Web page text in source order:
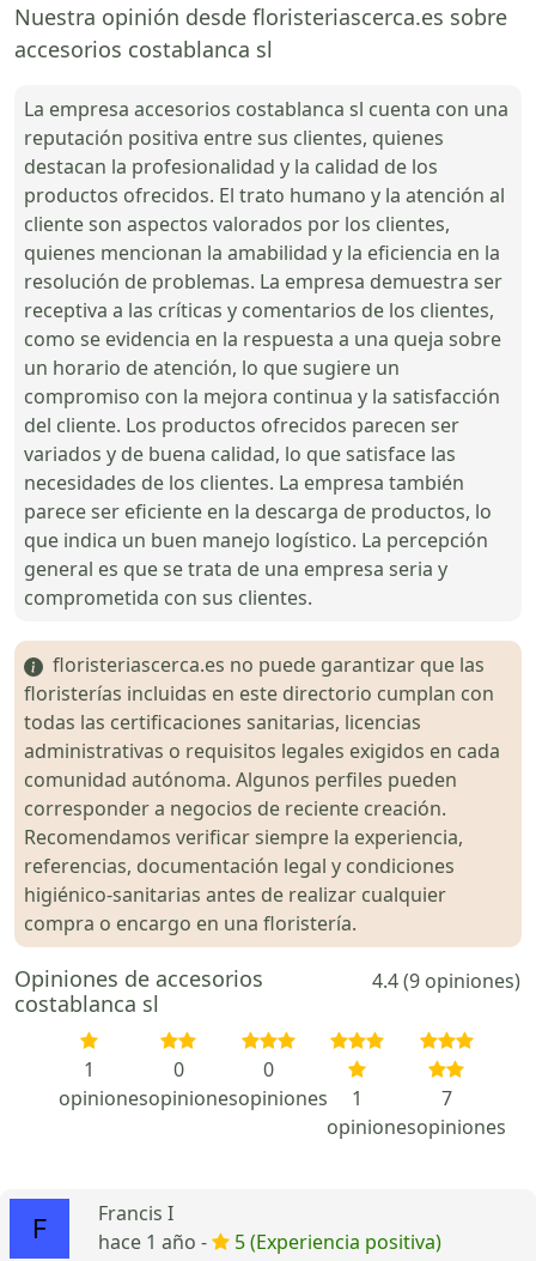
Nuestra opinión desde floristeriascerca.es sobre
accesorios costablanca sl
La empresa accesorios costablanca sl cuenta con una
reputación positiva entre sus clientes, quienes
destacan la profesionalidad y la calidad de los
productos ofrecidos. El trato humano y la atención al
cliente son aspectos valorados por los clientes,
quienes mencionan la amabilidad y la eficiencia en la
resolución de problemas. La empresa demuestra ser
receptiva a las críticas y comentarios de los clientes,
como se evidencia en la respuesta a una queja sobre
un horario de atención, lo que sugiere un
compromiso con la mejora continua y la satisfacción
del cliente. Los productos ofrecidos parecen ser
variados y de buena calidad, lo que satisface las
necesidades de los clientes. La empresa también
parece ser eficiente en la descarga de productos, lo
que indica un buen manejo logístico. La percepción
general es que se trata de una empresa seria y
comprometida con sus clientes.
floristeriascerca.es no puede garantizar que las
floristerías incluidas en este directorio cumplan con
todas las certificaciones sanitarias, licencias
administrativas o requisitos legales exigidos en cada
comunidad autónoma. Algunos perfiles pueden
corresponder a negocios de reciente creación.
Recomendamos verificar siempre la experiencia,
referencias, documentación legal y condiciones
higiénico-sanitarias antes de realizar cualquier
compra o encargo en una floristería.
Opiniones de accesorios
costablanca sl
4.4 (9 opiniones)
1
opiniones
0
opiniones
0
opiniones
1
opiniones
7
opiniones
Francis I
hace 1 año -
5 (Experiencia positiva)